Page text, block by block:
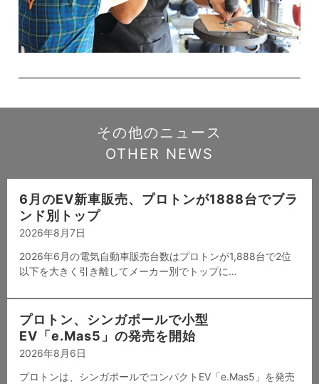
その他のニュース
OTHER NEWS
6月のEV新車販売、プロトンが1888台でブラ
ンド別トップ
2026年8月7日
2026年6月の電気自動車販売台数はプロトンが1,888台で2位
以下を大きく引き離してメーカー別でトップに…
プロトン、シンガポールで小型
EV「e.Mas5」の発売を開始
2026年8月6日
プロトンは、シンガポールでコンパクトEV「e.Mas5」を発売